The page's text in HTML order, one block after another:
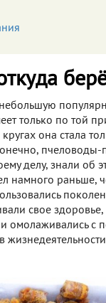
небольшую
только по той
она стала
делу, знали об
намного раньше,
свое
омолаживались с